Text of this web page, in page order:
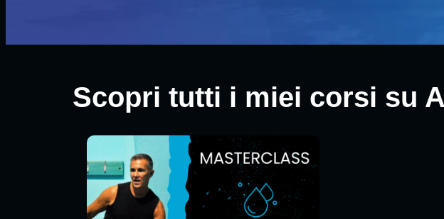
Scopri tutti i miei corsi su